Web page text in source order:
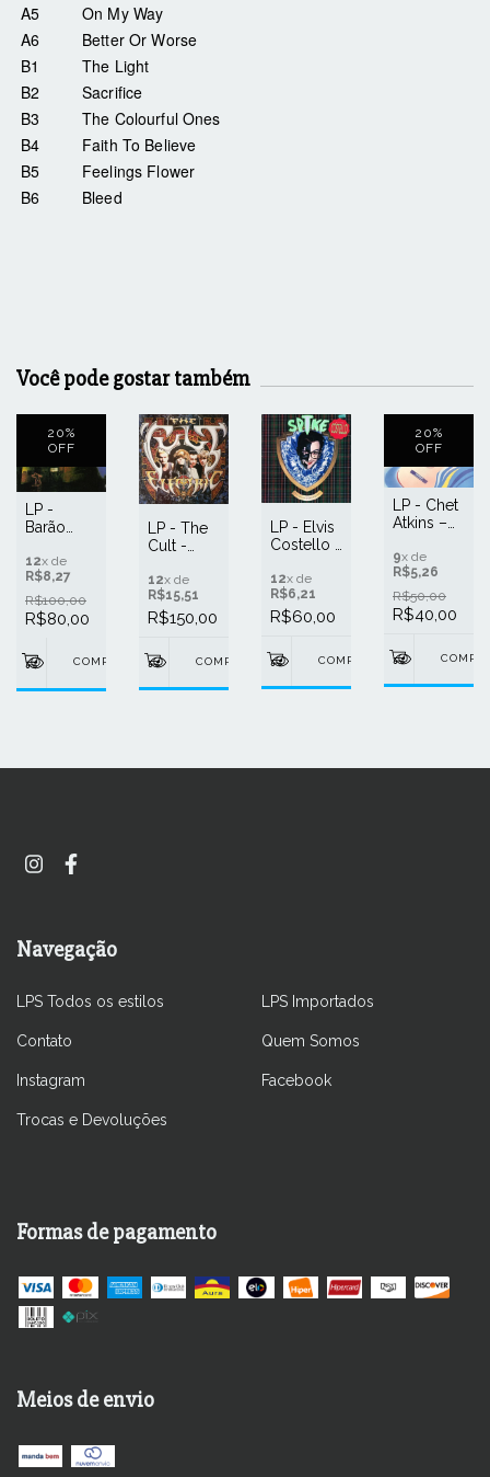
A5
On My Way
A6
Better Or Worse
B1
The Light
B2
Sacrifice
B3
The Colourful Ones
B4
Faith To Believe
B5
Feelings Flower
B6
Bleed
Você pode gostar também
20%
OFF
LP -
Barão
‎– Na
Calada Da
Noite
12x de
R$8,27
R$100,00
R$80,00
LP - The
Cult -
12x de
R$15,51
R$150,00
LP - Elvis
Costello -
12x de
R$6,21
R$60,00
20%
OFF
LP - Chet
Atkins ‎–
Tuned
9x de
R$5,26
R$50,00
R$40,00
Navegação
LPS Todos os estilos LPS Importados
Contato Quem Somos
Instagram Facebook
Trocas e Devoluções
Formas de pagamento
Meios de envio